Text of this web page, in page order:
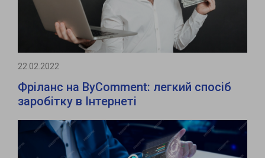
22.02.2022
Фріланс на ByComment: легкий спосіб
заробітку в Інтернеті